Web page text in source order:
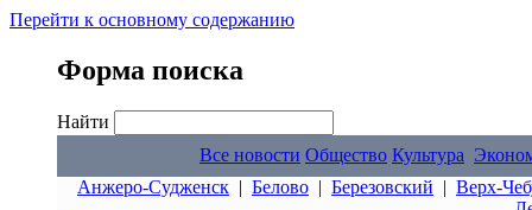
Перейти к основному содержанию
Форма поиска
Найти
Все новости Общество Культура
Анжеро-Судженск | Белово | Березовский | Верх-